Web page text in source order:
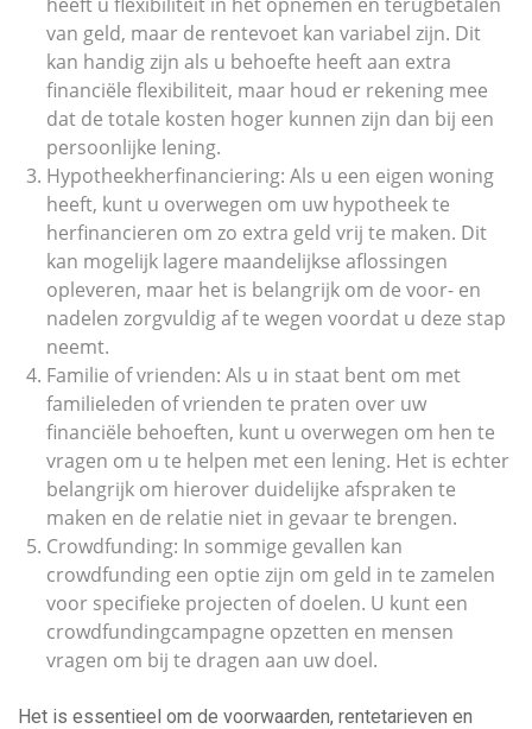
van geld, maar de rentevoet kan variabel zijn. Dit
kan handig zijn als u behoefte heeft aan extra
financiële flexibiliteit, maar houd er rekening mee
dat de totale kosten hoger kunnen zijn dan bij een
persoonlijke lening.
Hypotheekherfinanciering: Als u een eigen woning
heeft, kunt u overwegen om uw hypotheek te
herfinancieren om zo extra geld vrij te maken. Dit
kan mogelijk lagere maandelijkse aflossingen
opleveren, maar het is belangrijk om de voor- en
nadelen zorgvuldig af te wegen voordat u deze stap
neemt.
Familie of vrienden: Als u in staat bent om met
familieleden of vrienden te praten over uw
financiële behoeften, kunt u overwegen om hen te
vragen om u te helpen met een lening. Het is echter
belangrijk om hierover duidelijke afspraken te
maken en de relatie niet in gevaar te brengen.
Crowdfunding: In sommige gevallen kan
crowdfunding een optie zijn om geld in te zamelen
voor specifieke projecten of doelen. U kunt een
crowdfundingcampagne opzetten en mensen
vragen om bij te dragen aan uw doel.
Het is essentieel om de voorwaarden, rentetarieven en